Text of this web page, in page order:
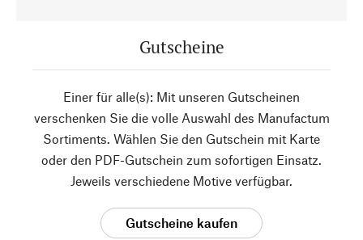
Gutscheine
Einer für alle(s): Mit unseren Gutscheinen
verschenken Sie die volle Auswahl des Manufactum
Sortiments. Wählen Sie den Gutschein mit Karte
oder den PDF-Gutschein zum sofortigen Einsatz.
Jeweils verschiedene Motive verfügbar.
Gutscheine kaufen